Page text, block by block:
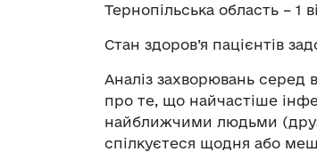
Тернопільська область – 1
Стан здоров’я пацієнтів
Аналіз захворювань серед
про те, що найчастіше
найближчими людьми
спілкуєтеся щодня або